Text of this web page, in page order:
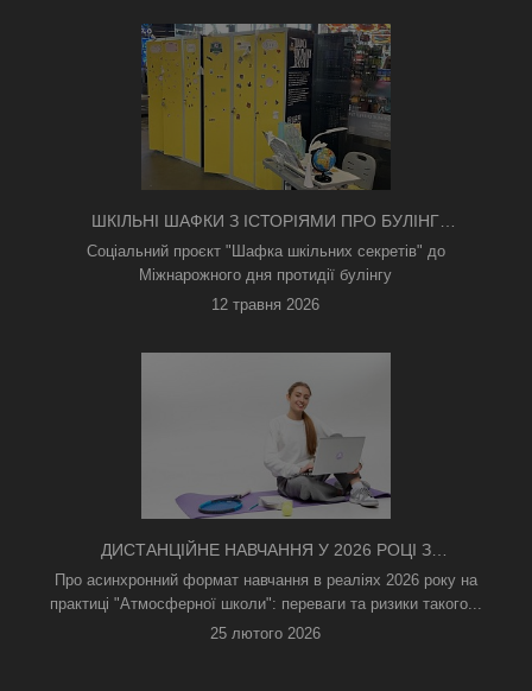
ШКІЛЬНІ ШАФКИ З ІСТОРІЯМИ ПРО БУЛІНГ
З'ЯВИЛИСЯ В КИЄВІ
Соціальний проєкт "Шафка шкільних секретів" до
Міжнарожного дня протидії булінгу
12 травня 2026
ДИСТАНЦІЙНЕ НАВЧАННЯ У 2026 РОЦІ З
ТРИВОГАМИ ТА БЕЗ СВІТЛА: ЯК АСИНХРОННИЙ
ФОРМАТ РЯТУЄ ОСВІТНІЙ ПРОЦЕС
Про асинхронний формат навчання в реаліях 2026 року на
практиці "Атмосферної школи": переваги та ризики такого...
25 лютого 2026